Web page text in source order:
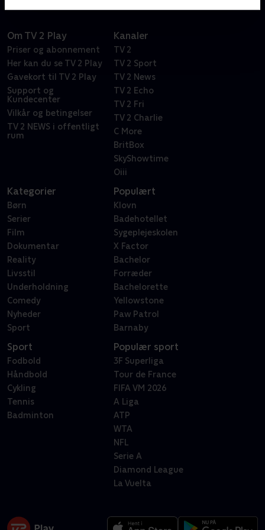
Om TV 2 Play
Priser og abonnement
Her kan du se TV 2 Play
Gavekort til TV 2 Play
Support og
Kundecenter
Vilkår og betingelser
TV 2 NEWS i offentligt
rum
Kanaler
TV 2
TV 2 Sport
TV 2 News
TV 2 Echo
TV 2 Fri
TV 2 Charlie
C More
BritBox
SkyShowtime
Oiii
Kategorier
Børn
Serier
Film
Dokumentar
Reality
Livsstil
Underholdning
Comedy
Nyheder
Sport
Populært
Klovn
Badehotellet
Sygeplejeskolen
X Factor
Bachelor
Forræder
Bachelorette
Yellowstone
Paw Patrol
Barnaby
Sport
Fodbold
Håndbold
Cykling
Tennis
Badminton
Populær sport
3F Superliga
Tour de France
FIFA VM 2026
A Liga
ATP
WTA
NFL
Serie A
Diamond League
La Vuelta